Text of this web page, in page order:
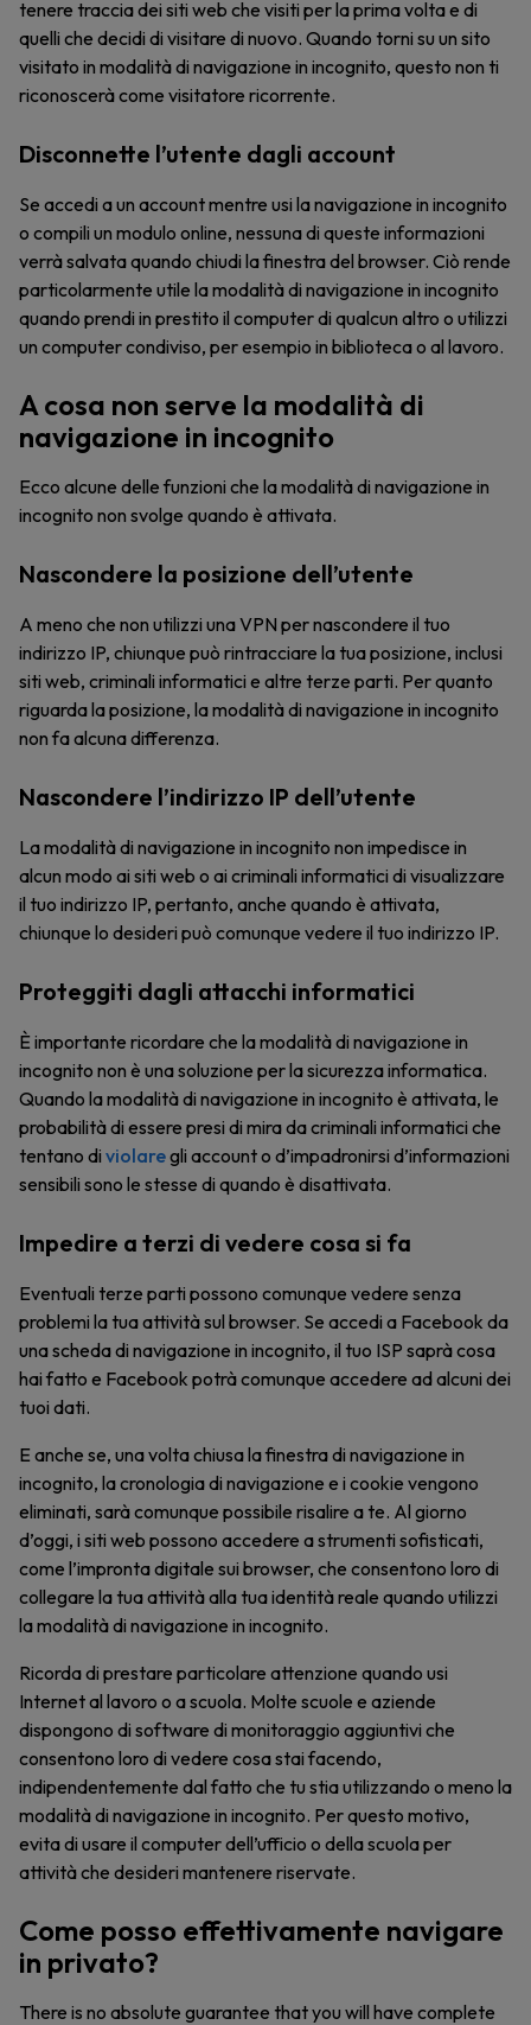
tenere traccia dei siti web che visiti per la prima volta e di
quelli che decidi di visitare di nuovo. Quando torni su un sito
visitato in modalità di navigazione in incognito, questo non ti
riconoscerà come visitatore ricorrente.
Disconnette l’utente dagli account
Se accedi a un account mentre usi la navigazione in incognito
o compili un modulo online, nessuna di queste informazioni
verrà salvata quando chiudi la finestra del browser. Ciò rende
particolarmente utile la modalità di navigazione in incognito
quando prendi in prestito il computer di qualcun altro o utilizzi
un computer condiviso, per esempio in biblioteca o al lavoro.
A cosa non serve la modalità di
navigazione in incognito
Ecco alcune delle funzioni che la modalità di navigazione in
incognito non svolge quando è attivata.
Nascondere la posizione dell’utente
A meno che non utilizzi una VPN per nascondere il tuo
indirizzo IP, chiunque può rintracciare la tua posizione, inclusi
siti web, criminali informatici e altre terze parti. Per quanto
riguarda la posizione, la modalità di navigazione in incognito
non fa alcuna differenza.
Nascondere l’indirizzo IP dell’utente
La modalità di navigazione in incognito non impedisce in
alcun modo ai siti web o ai criminali informatici di visualizzare
il tuo indirizzo IP, pertanto, anche quando è attivata,
chiunque lo desideri può comunque vedere il tuo indirizzo IP.
Proteggiti dagli attacchi informatici
È importante ricordare che la modalità di navigazione in
incognito non è una soluzione per la sicurezza informatica.
Quando la modalità di navigazione in incognito è attivata, le
probabilità di essere presi di mira da criminali informatici che
tentano di violaregli account o d’impadronirsi d’informazioni
sensibili sono le stesse di quando è disattivata.
Impedire a terzi di vedere cosa si fa
Eventuali terze parti possono comunque vedere senza
problemi la tua attività sul browser. Se accedi a Facebook da
una scheda di navigazione in incognito, il tuo ISP saprà cosa
hai fatto e Facebook potrà comunque accedere ad alcuni dei
tuoi dati.
E anche se, una volta chiusa la finestra di navigazione in
incognito, la cronologia di navigazione e i cookie vengono
eliminati, sarà comunque possibile risalire a te. Al giorno
d’oggi, i siti web possono accedere a strumenti sofisticati,
come l’impronta digitale sui browser, che consentono loro di
collegare la tua attività alla tua identità reale quando utilizzi
la modalità di navigazione in incognito.
Ricorda di prestare particolare attenzione quando usi
Internet al lavoro o a scuola. Molte scuole e aziende
dispongono di software di monitoraggio aggiuntivi che
consentono loro di vedere cosa stai facendo,
indipendentemente dal fatto che tu stia utilizzando o meno la
modalità di navigazione in incognito. Per questo motivo,
evita di usare il computer dell’ufficio o della scuola per
attività che desideri mantenere riservate.
Come posso effettivamente navigare
in privato?
There is no absolute guarantee that you will have complete